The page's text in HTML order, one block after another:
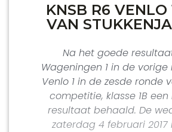
KNSB R6 VENLO
VAN
Na het goede
Wageningen 1 in de
Venlo 1 in de zesde ronde
competitie, klasse 1B
resultaat behaald. De
zaterdag 4 februari 2017